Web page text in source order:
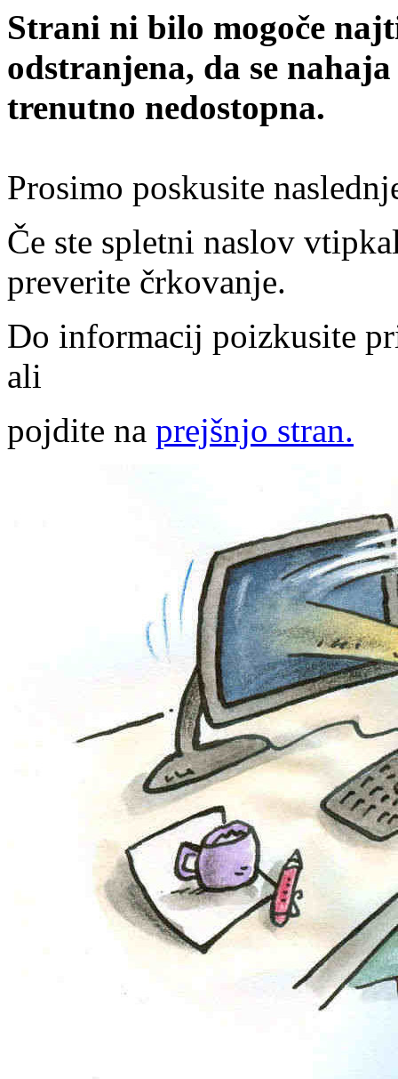
Strani ni bilo mogoče
odstranjena, da se
trenutno nedostopna.
Prosimo poskusite
Če ste spletni naslov
preverite črkovanje.
Do informacij poizkusite
ali
pojdite na prejšnjo stran.